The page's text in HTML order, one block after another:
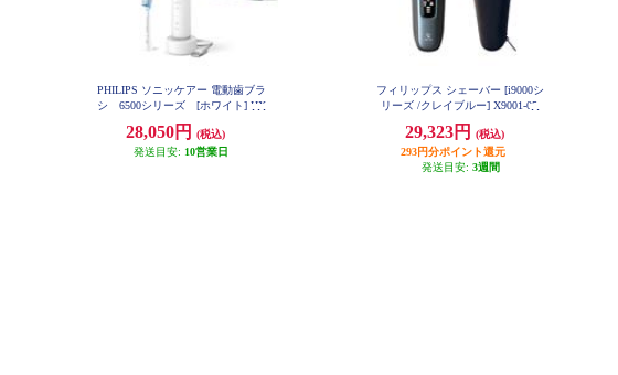
PHILIPS ソニッケアー 電動歯ブラ
シ 6500シリーズ [ホワイト] HX
28,050円
(税込)
発送目安: 10営業日
フィリップス シェーバー [i9000シ
リーズ /クレイブルー] X9001-05
29,323円
(税込)
293円分ポイント還元
発送目安: 3週間